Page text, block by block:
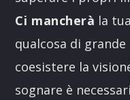
Ci mancherà la
qualcosa di
coesistere la
sognare è